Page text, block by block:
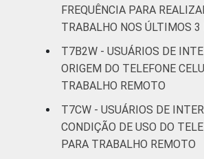
FREQUÊNCIA PARA
TRABALHO NOS ÚLTIMOS 3
T7B2W - USUÁRIOS DE
ORIGEM DO TELEFONE
TRABALHO REMOTO
T7CW - USUÁRIOS DE
CONDIÇÃO DE USO DO
PARA TRABALHO REMOTO